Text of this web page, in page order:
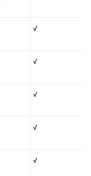
√
√
√
√
√